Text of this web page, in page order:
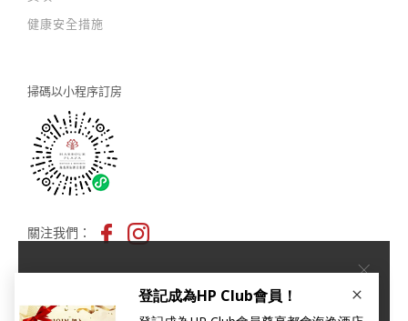
健康安全措施
掃碼以小程序訂房
關注我們：
×
本網站使用Cookies以改善您的用戶體驗。如您繼續瀏覽我
們的網站，即代表您同意我們的
私隱及 cookies 政策。